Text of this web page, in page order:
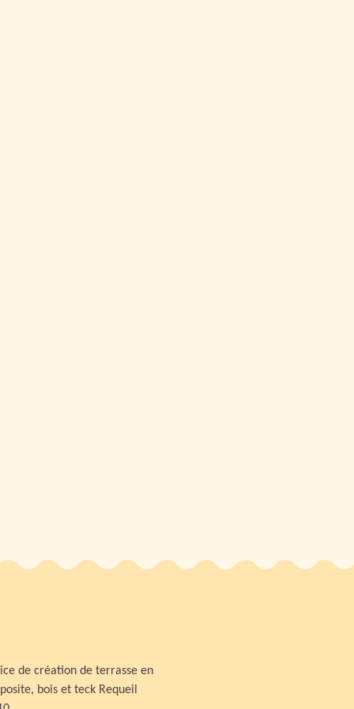
de création de terrasse en
bois et teck Requeil